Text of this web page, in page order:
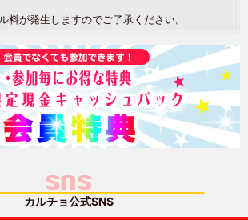
料が発生しますのでご了承ください。
SNS
カルチョ公式SNS